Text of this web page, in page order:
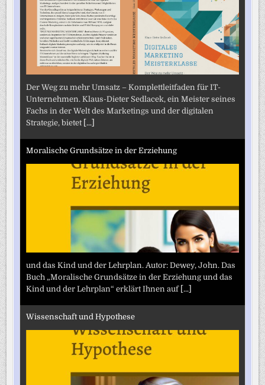
Der Weg zu mehr Umsatz – Komplettleitfaden für IT-
Unternehmen. Klaus-Dieter Sedlacek, ein Meister seines
Fachs in der Welt des Marketings und der digitalen
Strategie, bietet [...]
Moralische Grundsätze in der Erziehung
und das Kind und der Lehrplan. Autor: Dewey, John. Das
Buch „Moralische Grundsätze in der Erziehung und das
Kind und der Lehrplan“ erklärt Ihnen auf [...]
Wissenschaft und Hypothese